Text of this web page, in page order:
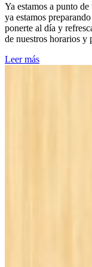
Ya estamos a punto
ya estamos
ponerte al día y
de nuestros horarios y
Leer más